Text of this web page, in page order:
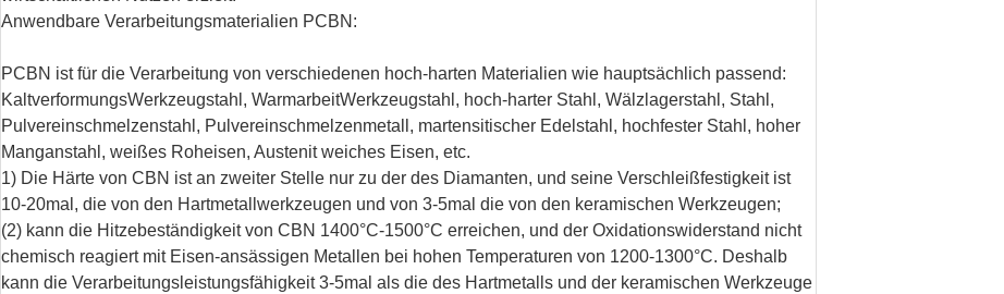
Anwendbare Verarbeitungsmaterialien PCBN:
PCBN ist für die Verarbeitung von verschiedenen hoch-harten Materialien wie hauptsächlich passend:
KaltverformungsWerkzeugstahl, WarmarbeitWerkzeugstahl, hoch-harter Stahl, Wälzlagerstahl, Stahl,
Pulvereinschmelzenstahl, Pulvereinschmelzenmetall, martensitischer Edelstahl, hochfester Stahl, hoher
Manganstahl, weißes Roheisen, Austenit weiches Eisen, etc.
1) Die Härte von CBN ist an zweiter Stelle nur zu der des Diamanten, und seine Verschleißfestigkeit ist
10-20mal, die von den Hartmetallwerkzeugen und von 3-5mal die von den keramischen Werkzeugen;
(2) kann die Hitzebeständigkeit von CBN 1400°C-1500°C erreichen, und der Oxidationswiderstand nicht
chemisch reagiert mit Eisen-ansässigen Metallen bei hohen Temperaturen von 1200-1300°C. Deshalb
kann die Verarbeitungsleistungsfähigkeit 3-5mal als die des Hartmetalls und der keramischen Werkzeuge